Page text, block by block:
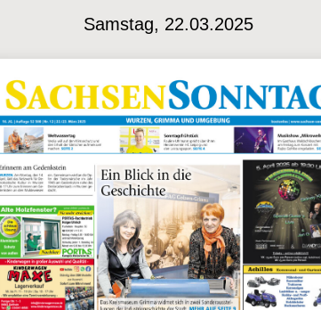
Samstag, 22.03.2025